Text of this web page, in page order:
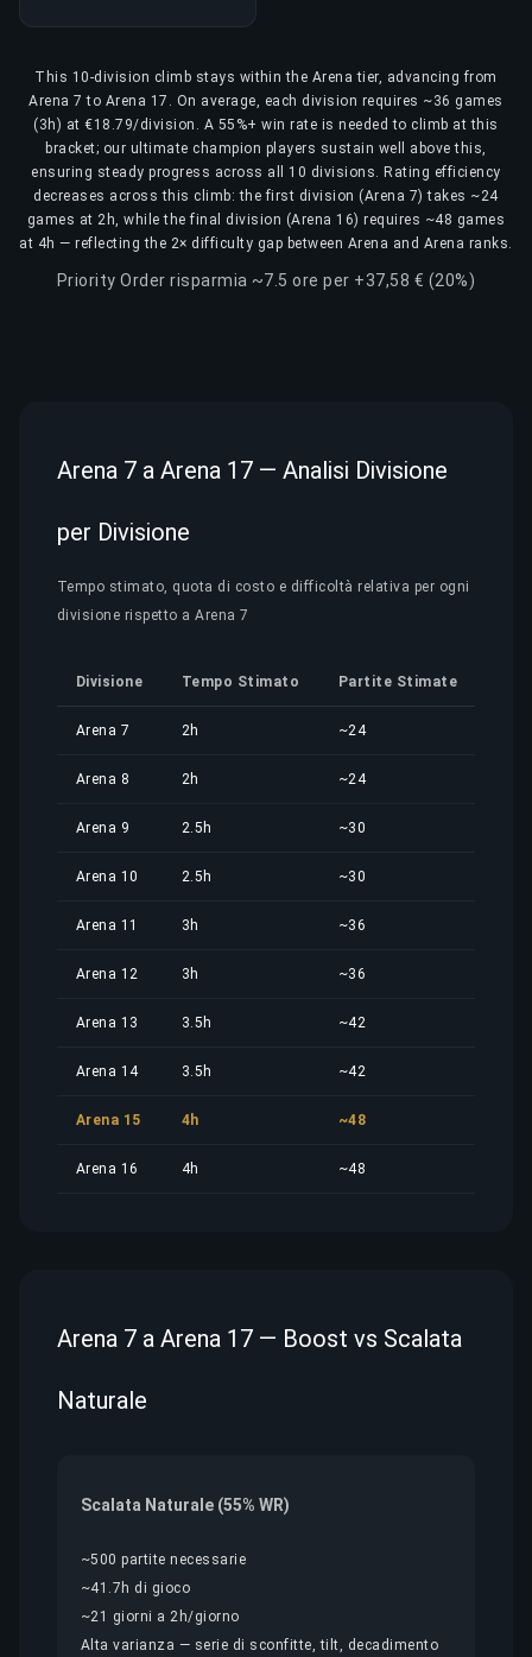
This 10-division climb stays within the Arena tier, advancing from
Arena 7 to Arena 17. On average, each division requires ~36 games
(3h) at €18.79/division. A 55%+ win rate is needed to climb at this
bracket; our ultimate champion players sustain well above this,
ensuring steady progress across all 10 divisions. Rating efficiency
decreases across this climb: the first division (Arena 7) takes ~24
games at 2h, while the final division (Arena 16) requires ~48 games
at 4h — reflecting the 2× difficulty gap between Arena and Arena ranks.
Priority Order risparmia ~7.5 ore per +37,58 € (20%)
Arena 7 a Arena 17 — Analisi Divisione
per Divisione
Tempo stimato, quota di costo e difficoltà relativa per ogni
divisione rispetto a Arena 7
Divisione Tempo Stimato Partite Stimate
Arena 7 2h ~24
Arena 8 2h ~24
Arena 9 2.5h ~30
Arena 10 2.5h ~30
Arena 11 3h ~36
Arena 12 3h ~36
Arena 13 3.5h ~42
Arena 14 3.5h ~42
Arena 15 4h ~48
Arena 16 4h ~48
Arena 7 a Arena 17 — Boost vs Scalata
Naturale
Scalata Naturale (55% WR)
~500 partite necessarie
~41.7h di gioco
~21 giorni a 2h/giorno
Alta varianza — serie di sconfitte, tilt, decadimento